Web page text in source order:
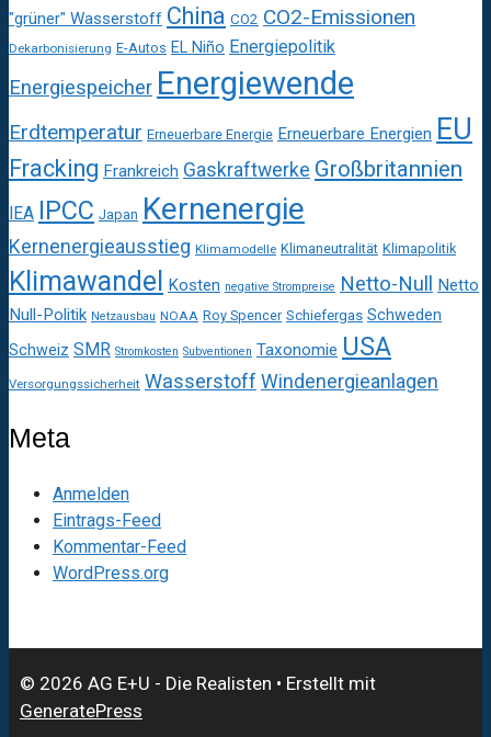
"grüner" Wasserstoff China CO2 CO2-Emissionen
Dekarbonisierung E-Autos EL Niño Energiepolitik
Energiespeicher Energiewende
Erdtemperatur Erneuerbare Energie Erneuerbare Energien EU
Fracking Frankreich Gaskraftwerke Großbritannien
IEA IPCC Japan Kernenergie
Kernenergieausstieg Klimamodelle Klimaneutralität Klimapolitik
Klimawandel Kosten negative Strompreise Netto-Null Netto
Null-Politik Netzausbau NOAA Roy Spencer Schiefergas Schweden
Schweiz SMR Stromkosten Subventionen Taxonomie USA
Versorgungssicherheit Wasserstoff Windenergieanlagen
Meta
Anmelden
Eintrags-Feed
Kommentar-Feed
WordPress.org
© 2026 AG E+U - Die Realisten • Erstellt mit
GeneratePress